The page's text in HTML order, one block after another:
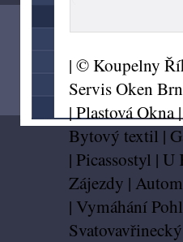
| © Koupelny
Servis Oken
|Plastová Okna
Bytový textil |
| Picassostyl | U
Zájezdy |
| Vymáhání